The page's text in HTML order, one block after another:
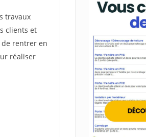
travaux
clients et
rentrer en
réaliser